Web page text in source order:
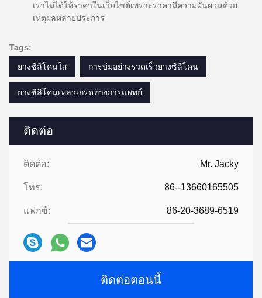
ติดต่อ
ติดต่อ: Mr. Jacky
โทร: 86--13660165505
แฟกซ์: 86-20-3689-6519
ติดต่อตอนนี้
เราไม่ได้ให้ราคาในเว็บไซต์เพราะราคามีความผันผวนด้วย
เหตุผลหลายประการ
Tags:
ยางซิลิโคนใส การบ่มอย่างรวดเร็วยางซิลิโคน
ยางซิลิโคนเหลวเกรดทางการแพทย์